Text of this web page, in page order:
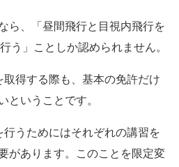
ら、「昼間飛行と目視内飛行を
う」ことしか認められません。
得する際も、基本の免許だけ
ということです。
うためにはそれぞれの講習を
があります。このことを限定変